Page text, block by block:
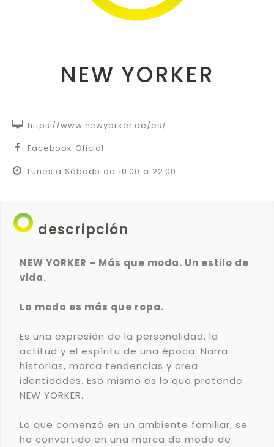
NEW YORKER

 https://www.newyorker.de/es/

 Facebook Oficial

 Lunes a Sábado de 10:00 a 22:00
descripción
NEW YORKER – Más que moda. Un estilo de
vida.
La moda es más que ropa.
Es una expresión de la personalidad, la
actitud y el espíritu de una época. Narra
historias, marca tendencias y crea
identidades. Eso mismo es lo que pretende
NEW YORKER.
Lo que comenzó en un ambiente familiar, se
ha convertido en una marca de moda de